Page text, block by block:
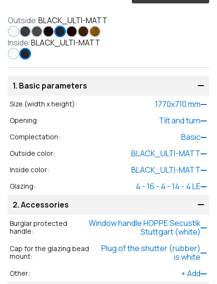
Outside:BLACK_ULTI-MATT
Inside:BLACK_ULTI-MATT
1. Basic parameters
Size (width x height): 1770x710mm
Opening: Tilt and turn
Complectation: Basic
Outside color: BLACK_ULTI-MATT
Inside color: BLACK_ULTI-MATT
Glazing:
4 - 16 - 4 - 14 - 4 LE
2.Accessories
Burglar protected
handle:
Window handle HOPPE Secustik
Stuttgart (white)
Cap for the glazing bead
mount:
Plug of the shutter (rubber)
is white
Other: +Add